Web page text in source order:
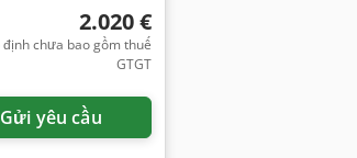
2.020 €
định chưa bao gồm thuế
GTGT
Gửi yêu cầu